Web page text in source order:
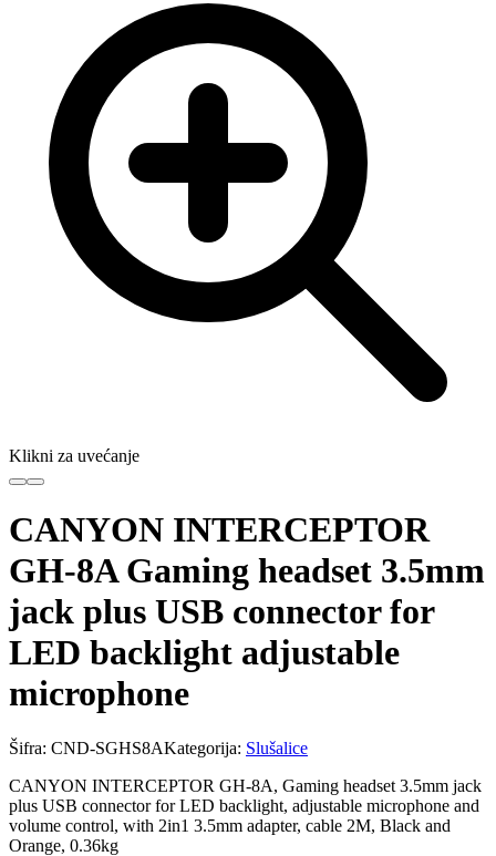
Klikni za uvećanje
CANYON INTERCEPTOR
GH-8A Gaming headset 3.5mm
jack plus USB connector for
LED backlight adjustable
microphone
Šifra: CND-SGHS8AKategorija: Slušalice
CANYON INTERCEPTOR GH-8A, Gaming headset 3.5mm jack
plus USB connector for LED backlight, adjustable microphone and
volume control, with 2in1 3.5mm adapter, cable 2M, Black and
Orange, 0.36kg